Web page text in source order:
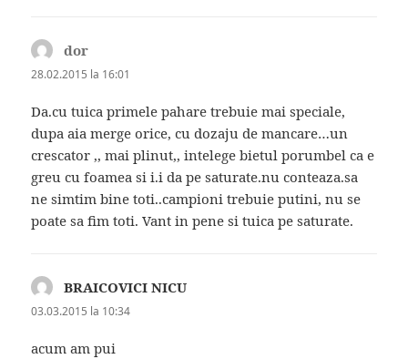
dor
28.02.2015 la 16:01
Da.cu tuica primele pahare trebuie mai speciale,
dupa aia merge orice, cu dozaju de mancare…un
crescator ,, mai plinut,, intelege bietul porumbel ca e
greu cu foamea si i.i da pe saturate.nu conteaza.sa
ne simtim bine toti..campioni trebuie putini, nu se
poate sa fim toti. Vant in pene si tuica pe saturate.
BRAICOVICI NICU
03.03.2015 la 10:34
acum am pui